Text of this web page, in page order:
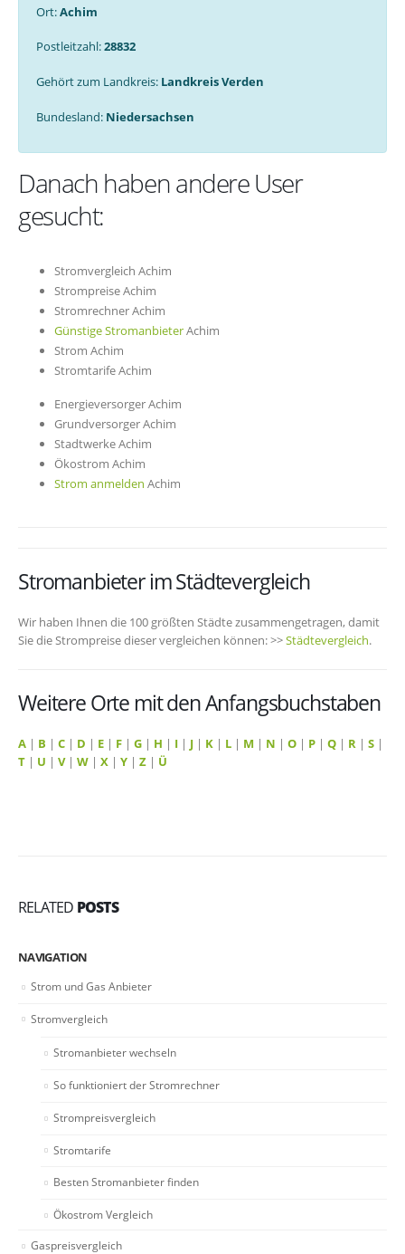
Ort:Achim
Postleitzahl:28832
Gehört zum Landkreis: Landkreis Verden
Bundesland: Niedersachsen
Danach haben andere User
gesucht:
Stromvergleich Achim
Strompreise Achim
Stromrechner Achim
Günstige StromanbieterAchim
Strom Achim
Stromtarife Achim
Energieversorger Achim
Grundversorger Achim
Stadtwerke Achim
Ökostrom Achim
Strom anmelden Achim
Stromanbieter im Städtevergleich
Wir haben Ihnen die 100 größten Städte zusammengetragen, damit
Sie die Strompreise dieser vergleichen können: >>Städtevergleich.
Weitere Orte mit den Anfangsbuchstaben
A | B | C | D | E | F | G | H | I | J | K | L | M | N | O | P | Q | R | S |
T | U | V| W | X | Y | Z | Ü
RELATED POSTS
NAVIGATION
Strom und Gas Anbieter
Stromvergleich
Stromanbieter wechseln
So funktioniert der Stromrechner
Strompreisvergleich
Stromtarife
Besten Stromanbieter finden
Ökostrom Vergleich
Gaspreisvergleich